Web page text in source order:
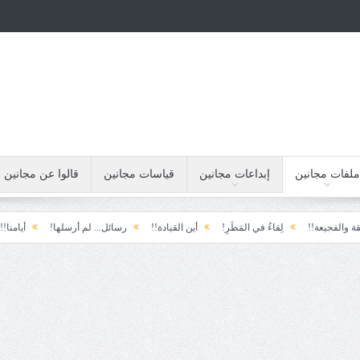
ملفات مجانين إبداعات مجانين قياسات مجانين قالوا عن مجانين
لِقاءُ في المَطَرِ! أين القيادة!! رسائل... لم أرسلها! أيامنا!!